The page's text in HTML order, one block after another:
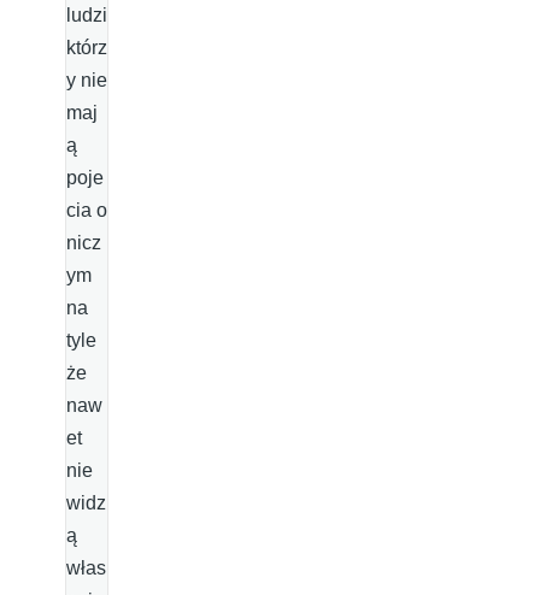
ludzi
którz
y nie
maj
ą
poje
cia o
nicz
ym
na
tyle
że
naw
et
nie
widz
ą
włas